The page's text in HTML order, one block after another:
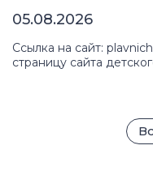
05.08.2026
Ссылка на сайт:
страницу сайта
обучения ребёнка
полноценный